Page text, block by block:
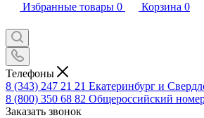
Избранные товары 0 Корзина 0
Телефоны
8 (343) 247 21 21 Екатеринбург и
8 (800) 350 68 82 Общероссийский
Заказать звонок